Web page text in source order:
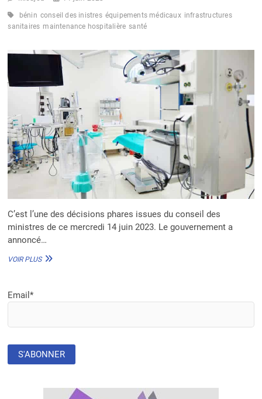
bénin conseil des inistres équipements médicaux infrastructures
sanitaires maintenance hospitalière santé
C’est l’une des décisions phares issues du conseil des
ministres de ce mercredi 14 juin 2023. Le gouvernement a
annoncé…
VOIR PLUSLE
MAINTENANCE
HOSPITALIÈRE
Email*